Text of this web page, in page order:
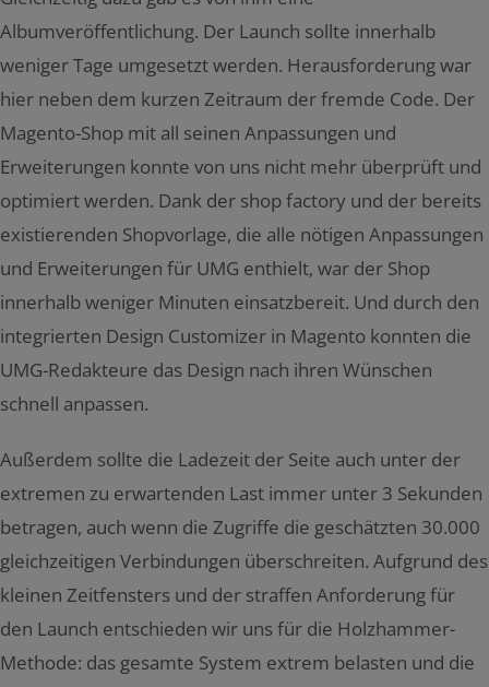
Albumveröffentlichung. Der Launch sollte innerhalb
weniger Tage umgesetzt werden. Herausforderung war
hier neben dem kurzen Zeitraum der fremde Code. Der
Magento-Shop mit all seinen Anpassungen und
Erweiterungen konnte von uns nicht mehr überprüft und
optimiert werden. Dank der shop factory und der bereits
existierenden Shopvorlage, die alle nötigen Anpassungen
und Erweiterungen für UMG enthielt, war der Shop
innerhalb weniger Minuten einsatzbereit. Und durch den
integrierten Design Customizer in Magento konnten die
UMG-Redakteure das Design nach ihren Wünschen
schnell anpassen.
Außerdem sollte die Ladezeit der Seite auch unter der
extremen zu erwartenden Last immer unter 3 Sekunden
betragen, auch wenn die Zugriffe die geschätzten 30.000
gleichzeitigen Verbindungen überschreiten. Aufgrund des
kleinen Zeitfensters und der straffen Anforderung für
den Launch entschieden wir uns für die Holzhammer-
Methode: das gesamte System extrem belasten und die